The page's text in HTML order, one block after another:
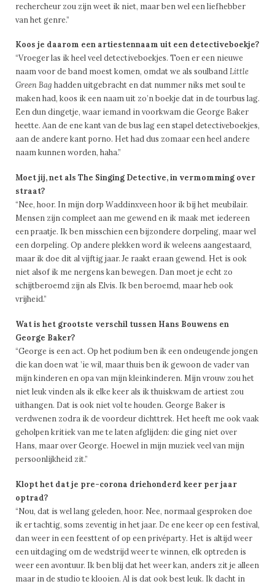
rechercheur zou zijn weet ik niet, maar ben wel een liefhebber
van het genre.”
Koos je daarom een artiestennaam uit een detectiveboekje?
“Vroeger las ik heel veel detectiveboekjes. Toen er een nieuwe
naam voor de band moest komen, omdat we als soulbandLittle
Green Bag hadden uitgebracht en dat nummer niks met soul te
maken had, koos ik een naam uit zo’n boekje dat in de tourbus lag.
Een dun dingetje, waar iemand in voorkwam die George Baker
heette. Aan de ene kant van de bus lag een stapel detectiveboekjes,
aan de andere kant porno. Het had dus zomaar een heel andere
naam kunnen worden, haha.”
Moet jij, net als The Singing Detective, in vermomming over
straat?
“Nee, hoor. In mijn dorp Waddinxveen hoor ik bij het meubilair.
Mensen zijn compleet aan me gewend en ik maak met iedereen
een praatje. Ik ben misschien een bijzondere dorpeling, maar wel
een dorpeling. Op andere plekken word ik weleens aangestaard,
maar ik doe dit al vijftig jaar. Je raakt eraan gewend. Het is ook
niet alsof ik me nergens kan bewegen. Dan moet je echt zo
schijtberoemd zijn als Elvis. Ik ben beroemd, maar heb ook
vrijheid.”
Wat is het grootste verschil tussen Hans Bouwens en
George Baker?
“George is een act. Op het podium ben ik een ondeugende jongen
die kan doen wat ’ie wil, maar thuis ben ik gewoon de vader van
mijn kinderen en opa van mijn kleinkinderen. Mijn vrouw zou het
niet leuk vinden als ik elke keer als ik thuiskwam de artiest zou
uithangen. Dat is ook niet vol te houden. George Baker is
verdwenen zodra ik de voordeur dichttrek. Het heeft me ook vaak
geholpen kritiek van me te laten afglijden: die ging niet over
Hans, maar over George. Hoewel in mijn muziek veel van mijn
persoonlijkheid zit.”
Klopt het dat je pre-corona driehonderd keer per jaar
optrad?
“Nou, dat is wel lang geleden, hoor. Nee, normaal gesproken doe
ik er tachtig, soms zeventig in het jaar. De ene keer op een festival,
dan weer in een feesttent of op een privéparty. Het is altijd weer
een uitdaging om de wedstrijd weer te winnen, elk optreden is
weer een avontuur. Ik ben blij dat het weer kan, anders zit je alleen
maar in de studio te klooien. Al is dat ook best leuk. Ik dacht in